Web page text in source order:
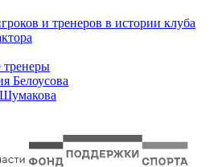
и тренеров в истории клуба
тренеры
Белоусова